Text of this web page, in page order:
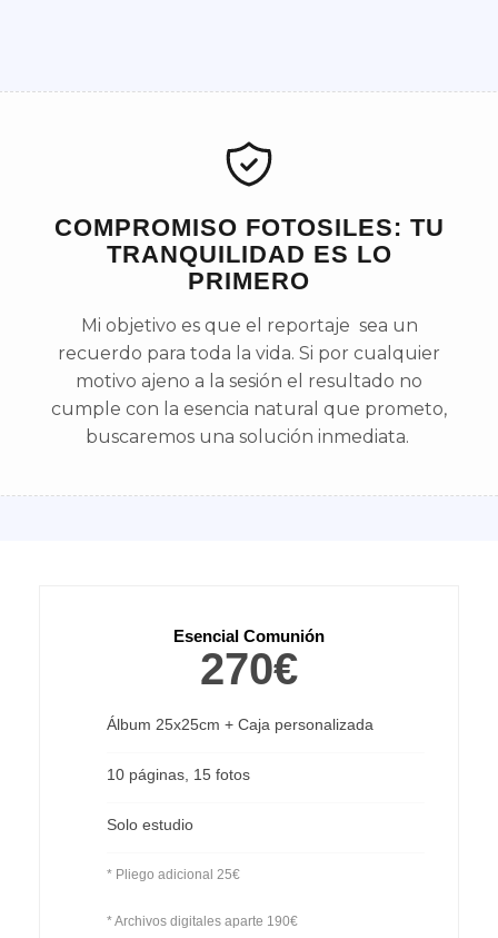
COMPROMISO FOTOSILES: TU
TRANQUILIDAD ES LO
PRIMERO
Mi objetivo es que el reportaje sea un
recuerdo para toda la vida. Si por cualquier
motivo ajeno a la sesión el resultado no
cumple con la esencia natural que prometo,
buscaremos una solución inmediata.
Esencial Comunión
270€
Álbum 25x25cm + Caja personalizada
10 páginas, 15 fotos
Solo estudio
* Pliego adicional 25€
* Archivos digitales aparte 190€